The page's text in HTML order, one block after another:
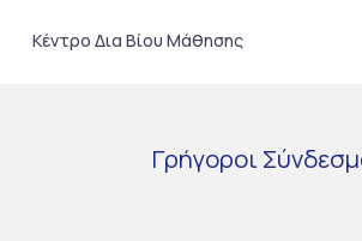
Κέντρο Δια Βίου Μάθησης
Γρήγοροι